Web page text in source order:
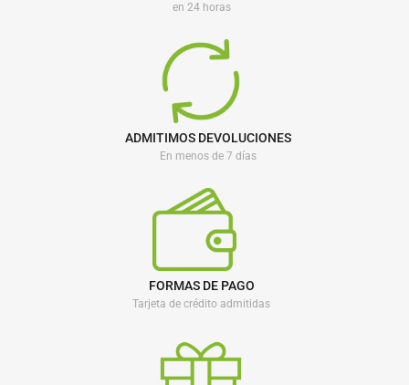
en 24 horas
ADMITIMOS DEVOLUCIONES
En menos de 7 días
FORMAS DE PAGO
Tarjeta de crédito admitidas